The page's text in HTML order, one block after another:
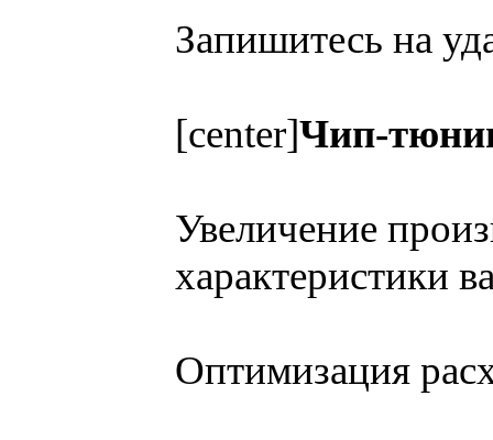
Запишитесь на
[center]Чип-
Увеличение
характеристики
Оптимизация